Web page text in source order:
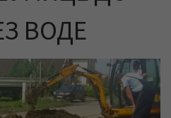
ВОДЕ